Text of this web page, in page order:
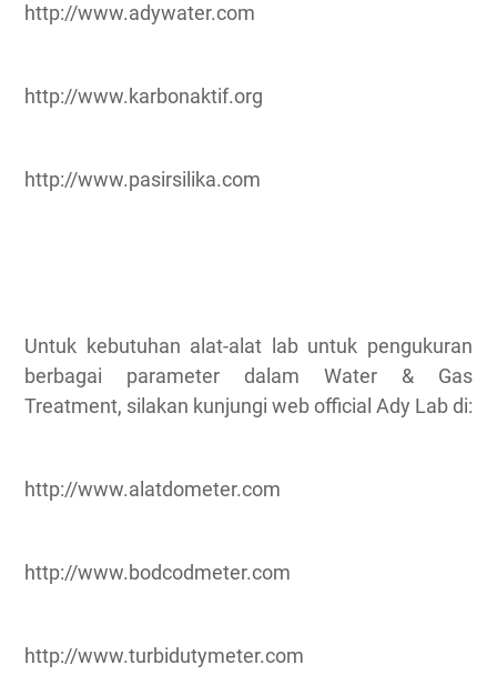
http://www.adywater.com
http://www.karbonaktif.org
http://www.pasirsilika.com
Untuk kebutuhan alat-alat lab untuk pengukuran
berbagai parameter dalam Water & Gas
Treatment, silakan kunjungi web official Ady Lab di:
http://www.alatdometer.com
http://www.bodcodmeter.com
http://www.turbidutymeter.com